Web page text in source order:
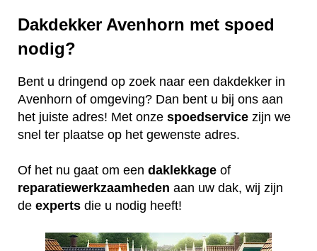
Dakdekker Avenhorn met spoed
nodig?
Bent u dringend op zoek naar een dakdekker in
Avenhorn of omgeving? Dan bent u bij ons aan
het juiste adres! Met onze spoedservice zijn we
snel ter plaatse op het gewenste adres.
Of het nu gaat om een daklekkage of
reparatiewerkzaamheden aan uw dak, wij zijn
de experts die u nodig heeft!